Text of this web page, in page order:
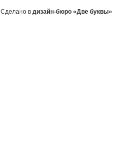
Сделано в дизайн-бюро «Две буквы»